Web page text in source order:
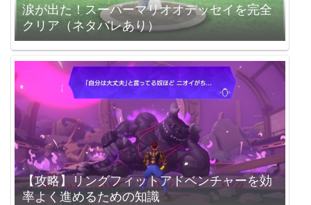
涙が出た！スーパーマリオオデッセイを完全
クリア（ネタバレあり）
【攻略】リングフィットアドベンチャーを効
率よく進めるための知識